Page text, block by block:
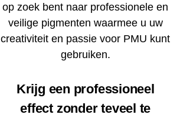
op zoek bent naar professionele en
veilige pigmenten waarmee u uw
creativiteit en passie voor PMU kunt
gebruiken.
Krijg een professioneel
effect zonder teveel te